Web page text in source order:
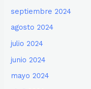
septiembre 2024
agosto 2024
julio 2024
junio 2024
mayo 2024